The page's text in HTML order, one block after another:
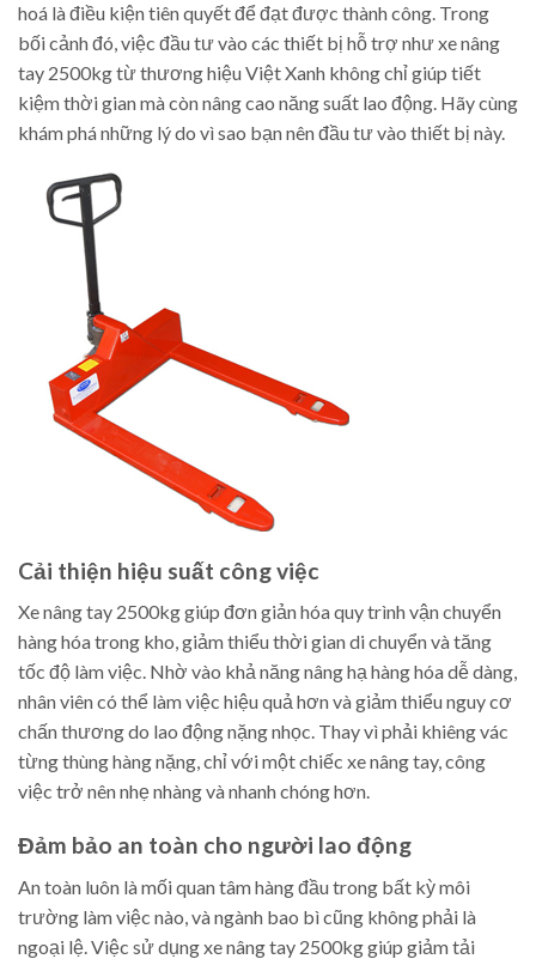
hoá là điều kiện tiên quyết để đạt được thành công. Trong
bối cảnh đó, việc đầu tư vào các thiết bị hỗ trợ như xe nâng
tay 2500kg từ thương hiệu Việt Xanh không chỉ giúp tiết
kiệm thời gian mà còn nâng cao năng suất lao động. Hãy cùng
khám phá những lý do vì sao bạn nên đầu tư vào thiết bị này.
Cải thiện hiệu suất công việc
Xe nâng tay 2500kg giúp đơn giản hóa quy trình vận chuyển
hàng hóa trong kho, giảm thiểu thời gian di chuyển và tăng
tốc độ làm việc. Nhờ vào khả năng nâng hạ hàng hóa dễ dàng,
nhân viên có thể làm việc hiệu quả hơn và giảm thiểu nguy cơ
chấn thương do lao động nặng nhọc. Thay vì phải khiêng vác
từng thùng hàng nặng, chỉ với một chiếc xe nâng tay, công
việc trở nên nhẹ nhàng và nhanh chóng hơn.
Đảm bảo an toàn cho người lao động
An toàn luôn là mối quan tâm hàng đầu trong bất kỳ môi
trường làm việc nào, và ngành bao bì cũng không phải là
ngoại lệ. Việc sử dụng xe nâng tay 2500kg giúp giảm tải